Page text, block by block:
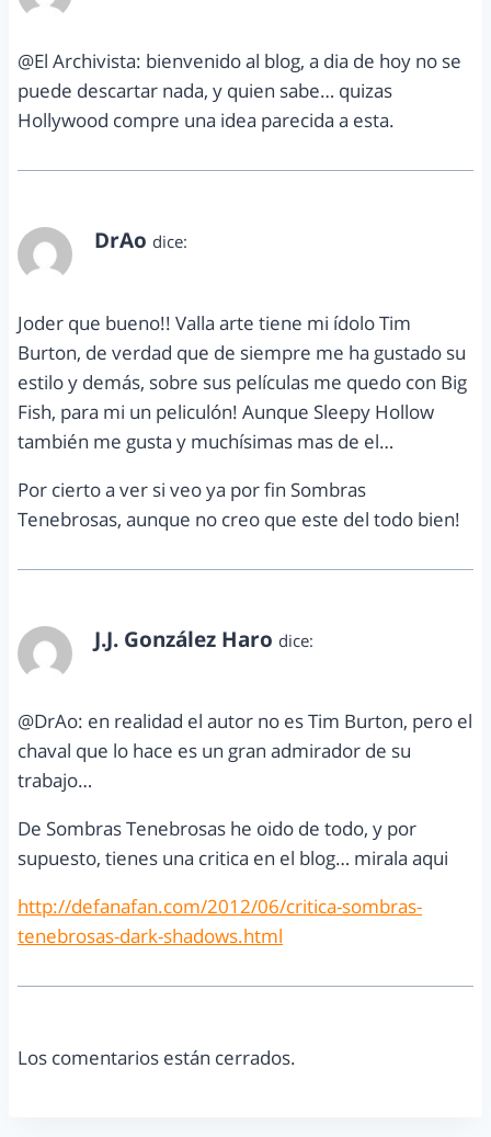
@El Archivista: bienvenido al blog, a dia de hoy no se
puede descartar nada, y quien sabe… quizas
Hollywood compre una idea parecida a esta.
DrAo dice:
Joder que bueno!! Valla arte tiene mi ídolo Tim
Burton, de verdad que de siempre me ha gustado su
estilo y demás, sobre sus películas me quedo con Big
Fish, para mi un peliculón! Aunque Sleepy Hollow
también me gusta y muchísimas mas de el…
Por cierto a ver si veo ya por fin Sombras
Tenebrosas, aunque no creo que este del todo bien!
J.J. González Haro dice:
@DrAo: en realidad el autor no es Tim Burton, pero el
chaval que lo hace es un gran admirador de su
trabajo…
De Sombras Tenebrosas he oido de todo, y por
supuesto, tienes una critica en el blog… mirala aqui
http://defanafan.com/2012/06/critica-sombras-
tenebrosas-dark-shadows.html
Los comentarios están cerrados.